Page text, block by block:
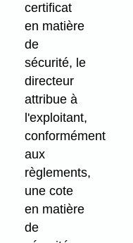
certificat
en matière
de
sécurité, le
directeur
attribue à
l'exploitant,
conformément
aux
règlements,
une cote
en matière
de